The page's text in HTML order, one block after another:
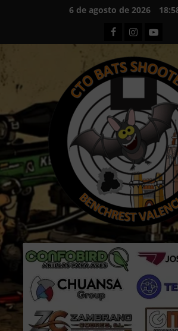
6 de agosto de 2026
Facebook
Instagram
Youtube